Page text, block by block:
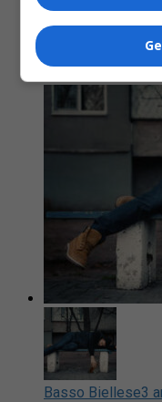
Nell’esistente
Malina, è stato
del pickleball,
Basso Biellese3